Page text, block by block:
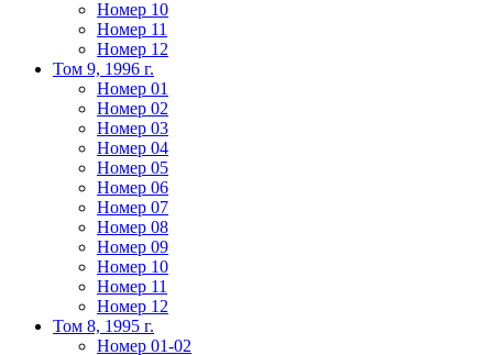
Номер 10
Номер 11
Номер 12
Том 9, 1996 г.
Номер 01
Номер 02
Номер 03
Номер 04
Номер 05
Номер 06
Номер 07
Номер 08
Номер 09
Номер 10
Номер 11
Номер 12
Том 8, 1995 г.
Номер 01-02